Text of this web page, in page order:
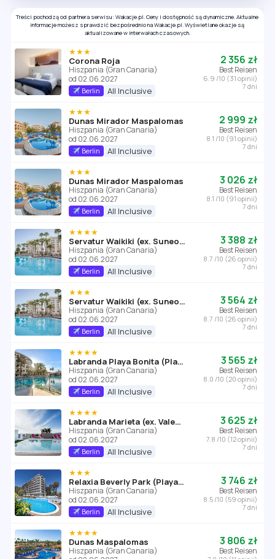
Treści pochodzą od partnera serwisu: Wakacje.pl. Ceny i dostępność są dynamiczne. Aktualne
informacje możesz sprawdzić bezpośrednio na Wakacje.pl. Wyświetlane okazje są
aktualizowane w interwałach czasowych.
★★★
Corona Roja
Hiszpania (Gran Canaria)
od 02.06.2027
Berlin All Inclusive
2 356 zł
Best Reisen
6.9 /10 (31 opinii)
7 dni
★★★
Dunas Mirador Maspalomas
Hiszpania (Gran Canaria)
od 02.06.2027
Berlin All Inclusive
2 999 zł
Best Reisen
8.1 /10 (91 opinii)
7 dni
★★★
Dunas Mirador Maspalomas
Hiszpania (Gran Canaria)
od 02.06.2027
Berlin All Inclusive
3 026 zł
Best Reisen
8.1 /10 (91 opinii)
7 dni
★★★★
Servatur Waikiki (ex. SuneoClub Waikiki)
Hiszpania (Gran Canaria)
od 02.06.2027
Berlin All Inclusive
3 388 zł
Best Reisen
8.7 /10 (26 opinii)
7 dni
★★★
Servatur Waikiki (ex. SuneoClub Waikiki)
Hiszpania (Gran Canaria)
od 02.06.2027
Berlin All Inclusive
3 564 zł
Best Reisen
8.7 /10 (26 opinii)
7 dni
★★★★
Labranda Playa Bonita (Playa del Ingles)
Hiszpania (Gran Canaria)
od 02.06.2027
Berlin All Inclusive
3 565 zł
Best Reisen
8.0 /10 (20 opinii)
7 dni
★★★★
Labranda Marieta (ex. Valentin)
Hiszpania (Gran Canaria)
od 02.06.2027
Berlin All Inclusive
3 625 zł
Best Reisen
7.8 /10 (12 opinii)
7 dni
★★★
Relaxia Beverly Park (Playa del Ingles)
Hiszpania (Gran Canaria)
od 02.06.2027
Berlin All Inclusive
3 746 zł
Best Reisen
8.5 /10 (59 opinii)
7 dni
★★★★
Dunas Maspalomas
Hiszpania (Gran Canaria)
3 806 zł
Best Reisen